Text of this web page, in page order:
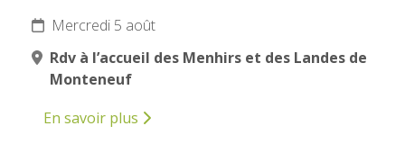
Mercredi 5 août
Rdv à l’accueil des Menhirs et des Landes de
Monteneuf
En savoir plus